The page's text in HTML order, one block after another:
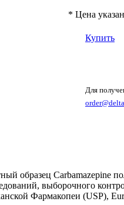
* Цена
Купить
Для
образец Carbamazepine
выборочного
Фармакопеи (USP),